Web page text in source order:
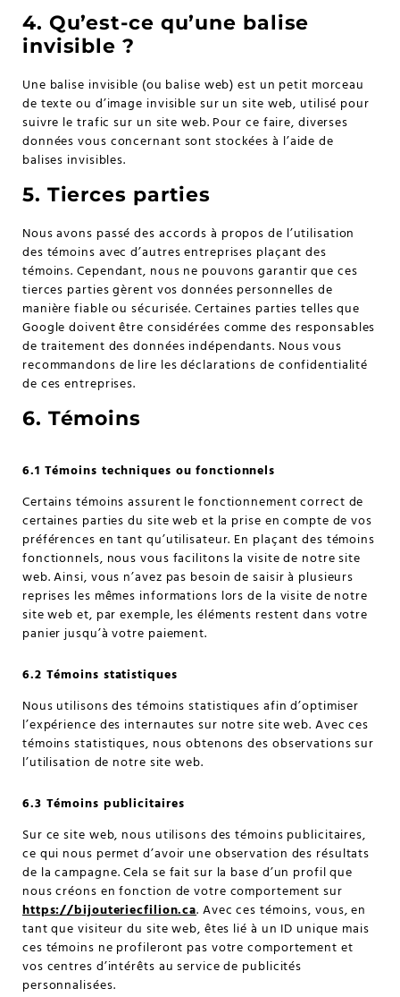
4. Qu’est-ce qu’une balise
invisible ?
Une balise invisible (ou balise web) est un petit morceau
de texte ou d’image invisible sur un site web, utilisé pour
suivre le trafic sur un site web. Pour ce faire, diverses
données vous concernant sont stockées à l’aide de
balises invisibles.
5. Tierces parties
Nous avons passé des accords à propos de l’utilisation
des témoins avec d’autres entreprises plaçant des
témoins. Cependant, nous ne pouvons garantir que ces
tierces parties gèrent vos données personnelles de
manière fiable ou sécurisée. Certaines parties telles que
Google doivent être considérées comme des responsables
de traitement des données indépendants. Nous vous
recommandons de lire les déclarations de confidentialité
de ces entreprises.
6. Témoins
6.1 Témoins techniques ou fonctionnels
Certains témoins assurent le fonctionnement correct de
certaines parties du site web et la prise en compte de vos
préférences en tant qu’utilisateur. En plaçant des témoins
fonctionnels, nous vous facilitons la visite de notre site
web. Ainsi, vous n’avez pas besoin de saisir à plusieurs
reprises les mêmes informations lors de la visite de notre
site web et, par exemple, les éléments restent dans votre
panier jusqu’à votre paiement.
6.2 Témoins statistiques
Nous utilisons des témoins statistiques afin d’optimiser
l’expérience des internautes sur notre site web. Avec ces
témoins statistiques, nous obtenons des observations sur
l’utilisation de notre site web.
6.3 Témoins publicitaires
Sur ce site web, nous utilisons des témoins publicitaires,
ce qui nous permet d’avoir une observation des résultats
de la campagne. Cela se fait sur la base d’un profil que
nous créons en fonction de votre comportement sur
https://bijouteriecfilion.ca. Avec ces témoins, vous, en
tant que visiteur du site web, êtes lié à un ID unique mais
ces témoins ne profileront pas votre comportement et
vos centres d’intérêts au service de publicités
personnalisées.